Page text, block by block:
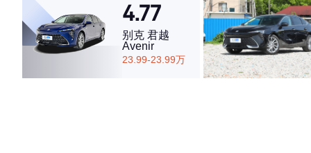
4.77
别克 君越
Avenir
23.99-23.99万